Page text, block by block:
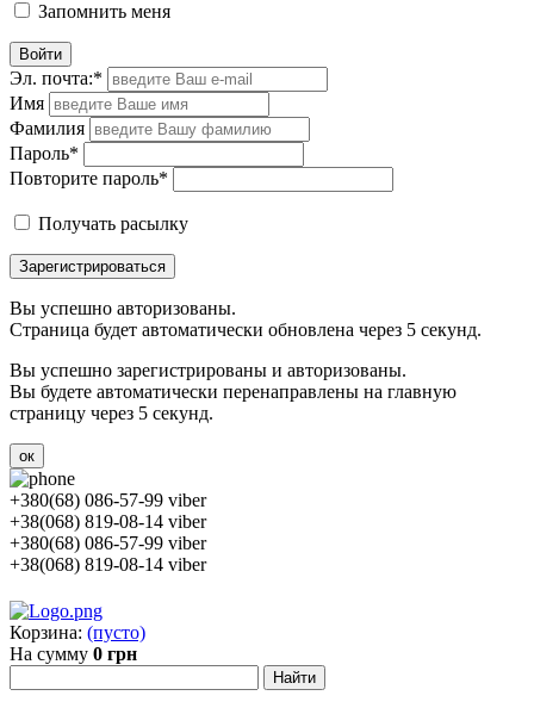
Запомнить меня
Войти
Эл. почта:*
Имя
Фамилия
Пароль*
Повторите пароль*
Получать расылку
Зарегистрироваться
Вы успешно авторизованы.
Страница будет автоматически обновлена через 5 секунд.
Вы успешно зарегистрированы и авторизованы.
Вы будете автоматически перенаправлены на главную
страницу через 5 секунд.
ок
+380(68) 086-57-99 viber
+38(068) 819-08-14 viber
+380(68) 086-57-99 viber
+38(068) 819-08-14 viber
Корзина: (пусто)
На сумму 0 грн